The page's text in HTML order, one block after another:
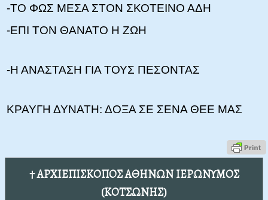
-ΤΟ ΦΩΣ ΜΕΣΑ ΣΤΟΝ ΣΚΟΤΕΙΝΟ ΑΔΗ
-ΕΠΙ ΤΟΝ ΘΑΝΑΤΟ Η ΖΩΗ
-Η ΑΝΑΣΤΑΣΗ ΓΙΑ ΤΟΥΣ ΠΕΣΟΝΤΑΣ
ΚΡΑΥΓΗ ΔΥΝΑΤΗ: ΔΟΞΑ ΣΕ ΣΕΝΑ ΘΕΕ ΜΑΣ
† ΑΡΧΙΕΠΙΣΚΟΠΟΣ ΑΘΗΝΩΝ ΙΕΡΩΝΥΜΟΣ
(ΚΟΤΣΩΝΗΣ)